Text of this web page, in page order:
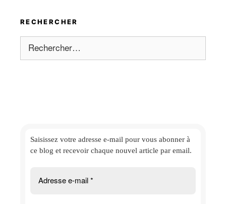
RECHERCHER
Rechercher :
Saisissez votre adresse e-mail pour vous abonner à
ce blog et recevoir chaque nouvel article par email.